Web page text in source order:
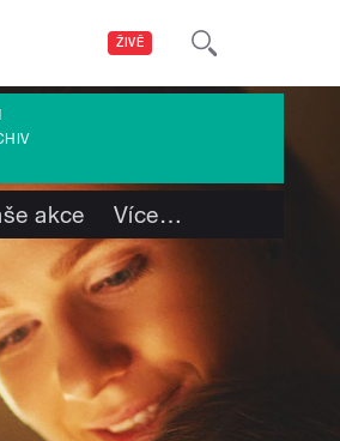
ŽIVĚ
akce Více…